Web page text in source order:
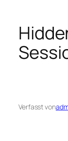
Verfasst von